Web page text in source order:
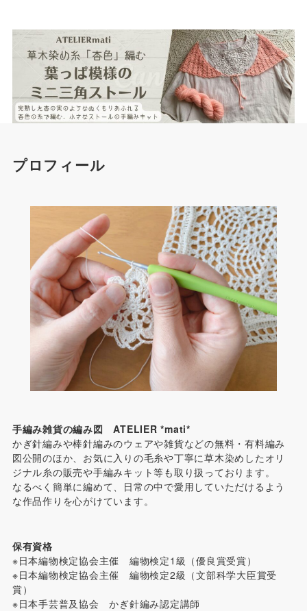
プロフィール
手編み雑貨の編み図 ATELIER *mati*
かぎ針編みや棒針編みのウェアや雑貨などの無料・有料編み
図公開のほか、お気に入りの毛糸や丁寧に草木染めしたオリ
ジナル糸の販売や手編みキット等も取り扱っております。
なるべく簡単に編めて、日常の中で愛用していただけるよう
な作品作りを心がけています。
保有資格
※日本編物検定協会主催 編物検定1級（優良賞受賞）
※日本編物検定協会主催 編物検定2級（文部科学大臣賞受
賞）
※日本手芸普及協会 かぎ針編み認定講師